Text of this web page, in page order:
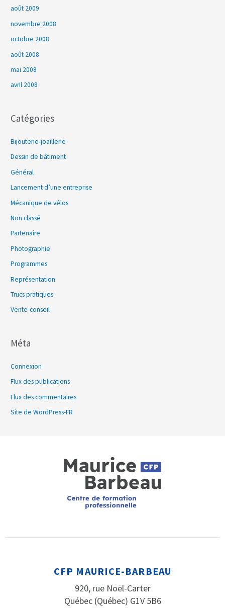
août 2009
novembre 2008
octobre 2008
août 2008
mai 2008
avril 2008
Catégories
Bijouterie-joaillerie
Dessin de bâtiment
Général
Lancement d’une entreprise
Mécanique de vélos
Non classé
Partenaire
Photographie
Programmes
Représentation
Trucs pratiques
Vente-conseil
Méta
Connexion
Flux des publications
Flux des commentaires
Site de WordPress-FR
CFP MAURICE-BARBEAU
920, rue Noël-Carter
Québec (Québec) G1V 5B6